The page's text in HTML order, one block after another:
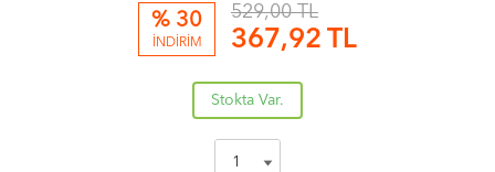
% 30
İNDİRİM
529,00 TL
367,92 TL
Stokta Var.